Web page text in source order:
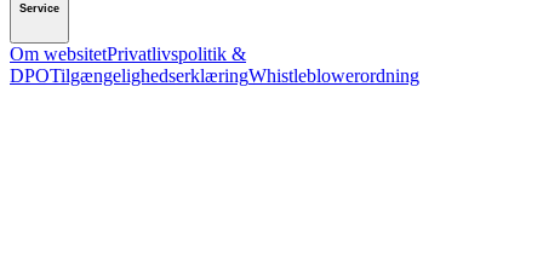
Service
Om websitetPrivatlivspolitik &
DPOTilgængelighedserklæringWhistleblowerordning